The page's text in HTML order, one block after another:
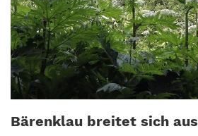
Bärenklau breitet sich aus